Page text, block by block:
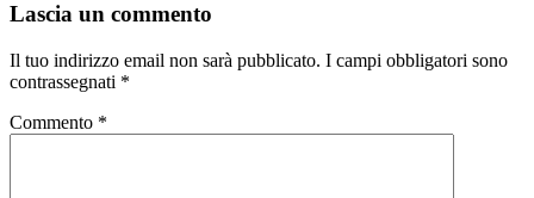
Lascia un commento
Il tuo indirizzo email non sarà pubblicato. I campi obbligatori sono
contrassegnati *
Commento *